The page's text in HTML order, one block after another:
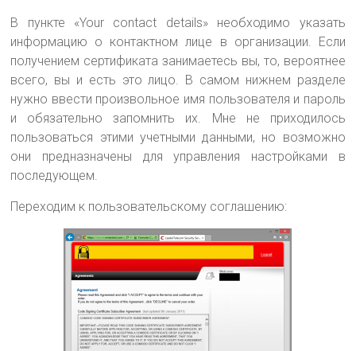
В пункте «Your contact details» необходимо указать
информацию о контактном лице в организации. Если
получением сертификата занимаетесь вы, то, вероятнее
всего, вы и есть это лицо. В самом нижнем разделе
нужно ввести произвольное имя пользователя и пароль
и обязательно запомнить их. Мне не приходилось
пользоваться этими учетными данными, но возможно
они предназначены для управления настройками в
последующем.
Переходим к пользовательскому соглашению: